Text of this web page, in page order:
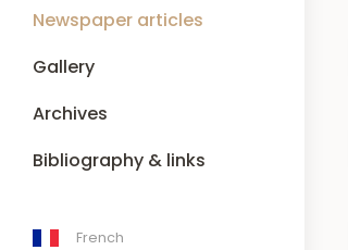
Newspaper articles
Gallery
Archives
Bibliography & links
French